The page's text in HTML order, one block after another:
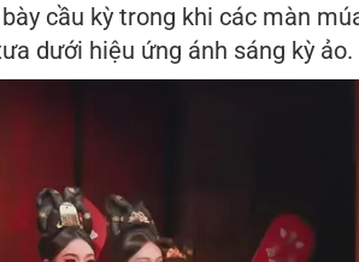
cầu kỳ trong khi các màn
dưới hiệu ứng ánh sáng kỳ ảo.